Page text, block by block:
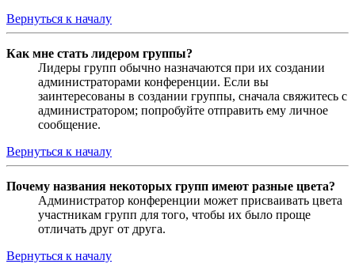
Вернуться к началу
Как мне стать лидером группы?
Лидеры групп обычно назначаются при их создании
администраторами конференции. Если вы
заинтересованы в создании группы, сначала свяжитесь с
администратором; попробуйте отправить ему личное
сообщение.
Вернуться к началу
Почему названия некоторых групп имеют разные цвета?
Администратор конференции может присваивать цвета
участникам групп для того, чтобы их было проще
отличать друг от друга.
Вернуться к началу